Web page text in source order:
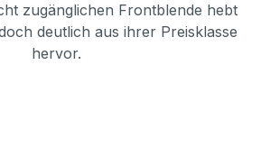
zugänglichen Frontblende hebt
deutlich aus ihrer Preisklasse
hervor.